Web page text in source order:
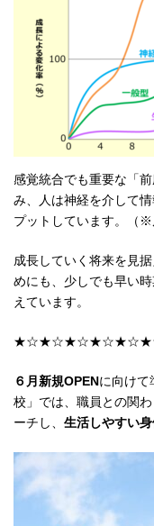
感覚統合でも重要な「
み、人は神経を介して
プットしています。（※
成長していく将来を見
めにも、少しでも早い
えています。
６月新規OPENに向けて
校」では、職員との関
ーチし、 生活しやすい身